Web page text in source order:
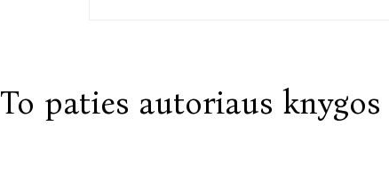
To paties autoriaus knygos